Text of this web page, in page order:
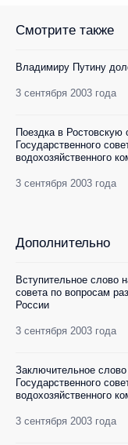
Смотрите также
Владимиру Путину
3 сентября 2003 года
Поездка в Ростовскую
Государственного
водохозяйственного
3 сентября 2003 года
Дополнительно
Вступительное слово
совета по вопросам
России
3 сентября 2003 года
Заключительное
Государственного
водохозяйственного
3 сентября 2003 года